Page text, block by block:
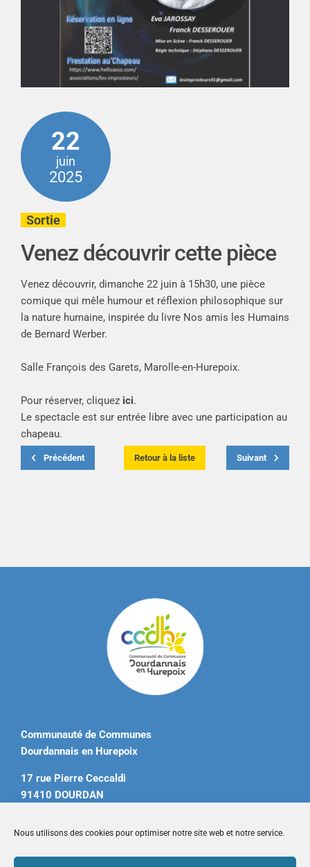
Nous utilisons des cookies pour optimiser notre site web et notre service.
22
juin
2025
Sortie
Venez découvrir cette pièce
Venez découvrir, dimanche 22 juin à 15h30, une pièce
comique qui mêle humour et réflexion philosophique sur
la nature humaine, inspirée du livre Nos amis les Humains
de Bernard Werber.
Salle François des Garets, Marolle-en-Hurepoix.
Pour réserver, cliquez ici.
Le spectacle est sur entrée libre avec une participation au
chapeau.
Précédent Retour à la liste Suivant
Communauté de Communes
Dourdannais en Hurepoix
17 rue Pierre Ceccaldi
91410 DOURDAN
contact@ccdourdannais.com